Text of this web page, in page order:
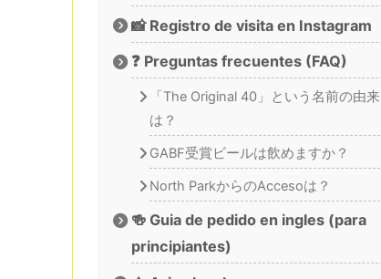
📸 Registro de visita en Instagram
❓ Preguntas frecuentes (FAQ)
「The Original 40」という名前の由来
は？
GABF受賞ビールは飲めますか？
North ParkからのAccesoは？
🍻 Guia de pedido en ingles (para
principiantes)